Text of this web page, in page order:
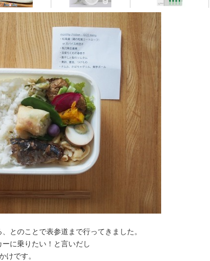
とのことで表参道まで行ってきました。
に乗りたい！と言いだし
けです。